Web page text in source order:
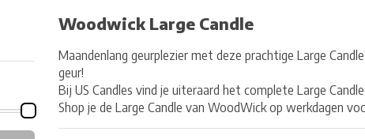
Woodwick Large Candle
Maandenlang geurplezier met deze prachtige Large
geur!
Bij US Candles vind je uiteraard het complete Large
Shop je de Large Candle van WoodWick op werkdagen